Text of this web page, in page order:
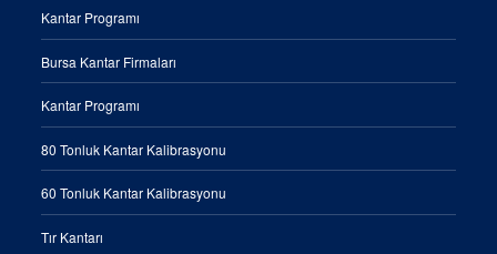
Kantar Programı
Bursa Kantar Firmaları
Kantar Programı
80 Tonluk Kantar Kalibrasyonu
60 Tonluk Kantar Kalibrasyonu
Tır Kantarı